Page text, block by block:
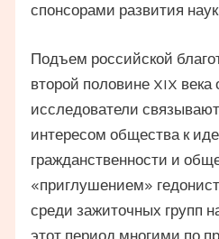
спонсорами развития
Подъем российской
второй половине XIX века
исследователи
интересом общества к
гражданственности и
«приглушением»
среди зажиточных групп
этот период многими по